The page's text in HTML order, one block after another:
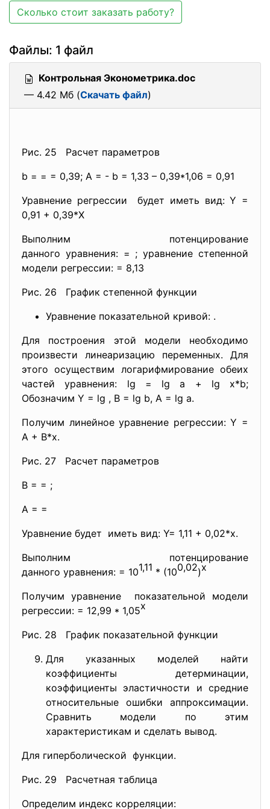
Сколько стоит заказать работу?
Файлы: 1 файл
Контрольная Эконометрика.doc
— 4.42 Мб (Скачать файл)
Рис. 25 Расчет параметров
b = = = 0,39; A = - b = 1,33 – 0,39*1,06 = 0,91
Уравнение регрессии будет иметь вид: Y =
0,91 + 0,39*Х
Выполним потенцирование
данного уравнения: = ; уравнение степенной
модели регрессии: = 8,13
Рис. 26 График степенной функции
Уравнение показательной кривой: .
Для построения этой модели необходимо
произвести линеаризацию переменных. Для
этого осуществим логарифмирование обеих
частей уравнения: lg = lg a + lg x*b;
Обозначим Y = lg , B = lg b, A = lg a.
Получим линейное уравнение регрессии: Y =
A + B*х.
Рис. 27 Расчет параметров
B = = ;
A = =
Уравнение будет иметь вид: Y= 1,11 + 0,02*х.
Выполним потенцирование
данного уравнения: = 101,11 * (100,02)х
Получим уравнение показательной модели
регрессии: = 12,99 * 1,05х
Рис. 28 График показательной функции
Для указанных моделей найти
коэффициенты детерминации,
коэффициенты эластичности и средние
относительные ошибки аппроксимации.
Сравнить модели по этим
характеристикам и сделать вывод.
Для гиперболической функции.
Рис. 29 Расчетная таблица
Определим индекс корреляции: